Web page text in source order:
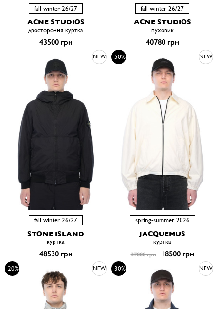
fall winter 26/27
ACNE STUDIOS
двостороння куртка
43500 грн
fall winter 26/27
ACNE STUDIOS
пуховик
40780 грн
NEW
fall winter 26/27
STONE ISLAND
куртка
48530 грн
-50% NEW
spring-summer 2026
JACQUEMUS
куртка
37000 грн 18500 грн
-20% NEW -30% NEW